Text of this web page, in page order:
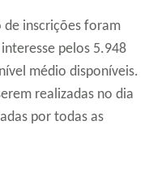
inscrições foram
pelos 5.948
médio disponíveis.
realizadas no dia
por todas as